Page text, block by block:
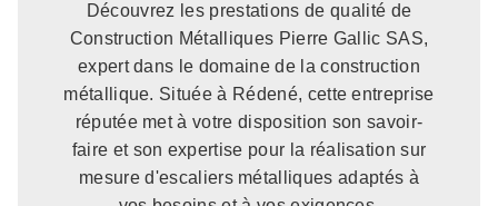
Découvrez les prestations de qualité de
Construction Métalliques Pierre Gallic SAS,
expert dans le domaine de la construction
métallique. Située à Rédené, cette entreprise
réputée met à votre disposition son savoir-
faire et son expertise pour la réalisation sur
mesure d'escaliers métalliques adaptés à